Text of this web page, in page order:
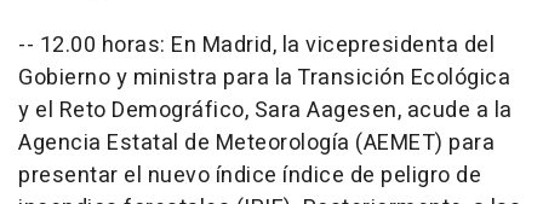
-- 12.00 horas: En Madrid, la vicepresidenta del
Gobierno y ministra para la Transición Ecológica
y el Reto Demográfico, Sara Aagesen, acude a la
Agencia Estatal de Meteorología (AEMET) para
presentar el nuevo índice índice de peligro de